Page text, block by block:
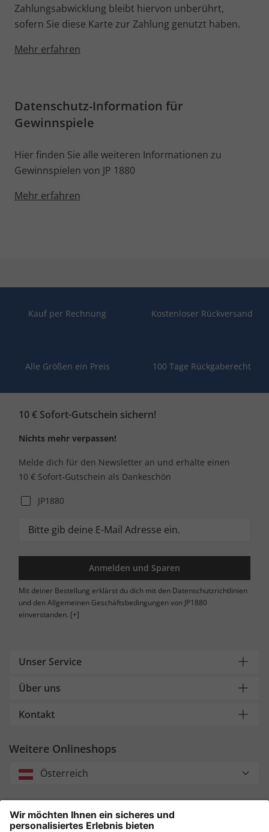
Zahlungsabwicklung bleibt hiervon unberührt,
sofern Sie diese Karte zur Zahlung genutzt haben.
Mehr erfahren
Datenschutz-Information für
Gewinnspiele
Hier finden Sie alle weiteren Informationen zu
Gewinnspielen von JP 1880
Mehr erfahren
Kauf per Rechnung Kostenloser Rückversand
Alle Größen ein Preis 100 Tage Rückgaberecht
10 € Sofort-Gutschein sichern!
Nichts mehr verpassen!
Melde dich für den Newsletter an und erhalte einen
10 € Sofort-Gutschein als Dankeschön
JP1880
Anmelden und Sparen
Mit deiner Bestellung erklärst du dich mit den Datenschutzrichtlinien
und den Allgemeinen Geschäftsbedingungen von JP1880
einverstanden. [+]
Unser Service
Über uns
Kontakt
Weitere Onlineshops
Österreich
Unsere Zahlungsarten